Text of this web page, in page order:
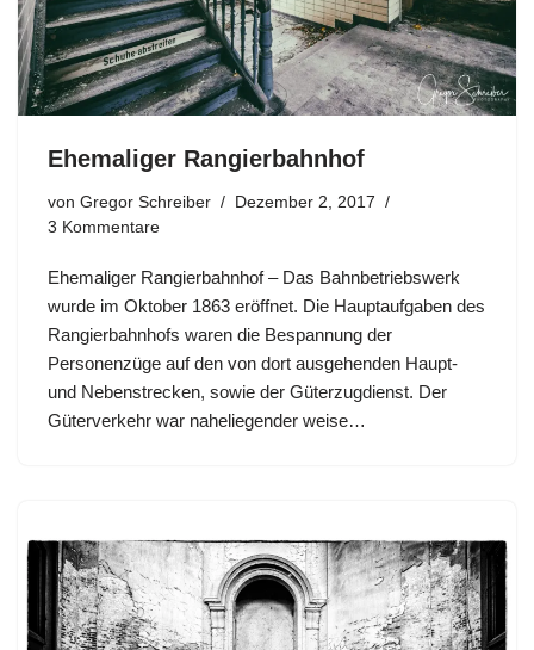
Ehemaliger Rangierbahnhof
von Gregor Schreiber
Dezember 2, 2017
3 Kommentare
Ehemaliger Rangierbahnhof – Das Bahnbetriebswerk
wurde im Oktober 1863 eröffnet. Die Hauptaufgaben des
Rangierbahnhofs waren die Bespannung der
Personenzüge auf den von dort ausgehenden Haupt-
und Nebenstrecken, sowie der Güterzugdienst. Der
Güterverkehr war naheliegender weise…